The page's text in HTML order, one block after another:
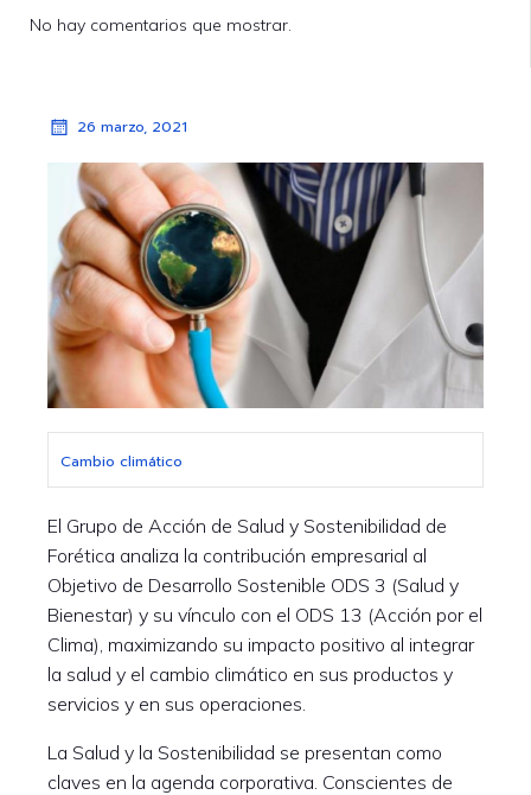
No hay comentarios que mostrar.
26 marzo, 2021
Cambio climático
El Grupo de Acción de Salud y Sostenibilidad de
Forética analiza la contribución empresarial al
Objetivo de Desarrollo Sostenible ODS 3 (Salud y
Bienestar) y su vínculo con el ODS 13 (Acción por el
Clima), maximizando su impacto positivo al integrar
la salud y el cambio climático en sus productos y
servicios y en sus operaciones.
La Salud y la Sostenibilidad se presentan como
claves en la agenda corporativa. Conscientes de